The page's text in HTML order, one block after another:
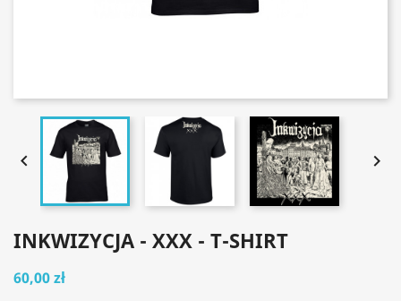
 
INKWIZYCJA - XXX - T-SHIRT
60,00 zł